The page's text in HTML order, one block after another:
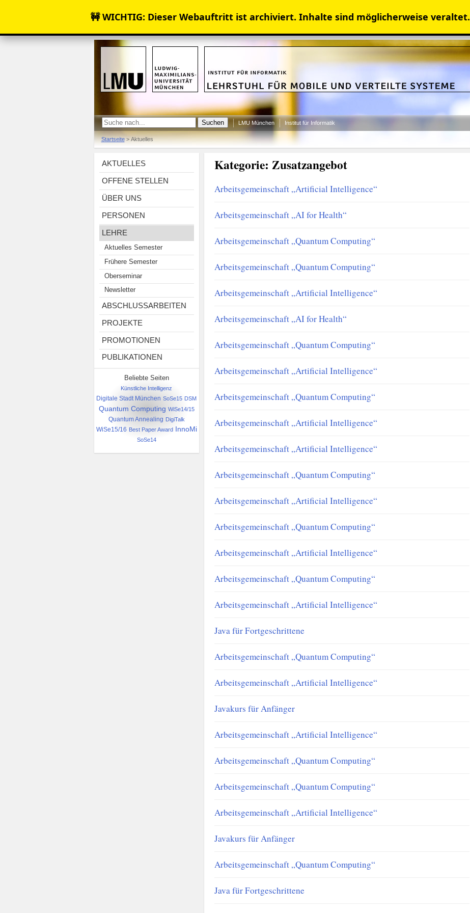
🚧 WICHTIG: Dieser Webauftritt ist archiviert. Inhalte sind möglicherweise veraltet.
LMU München Institut für Informatik
Startseite>Aktuelles
AKTUELLES
OFFENE STELLEN
ÜBER UNS
PERSONEN
LEHRE
Aktuelles Semester
Frühere Semester
Oberseminar
Newsletter
ABSCHLUSSARBEITEN
PROJEKTE
PROMOTIONEN
PUBLIKATIONEN
Beliebte Seiten
Künstliche Intelligenz
Digitale Stadt München SoSe15 DSM
Quantum Computing WiSe14/15
Quantum Annealing DigiTalk
WiSe15/16 Best Paper Award InnoMi
SoSe14
Kategorie:Zusatzangebot
Arbeitsgemeinschaft „Artificial Intelligence“
Arbeitsgemeinschaft „AI for Health“
Arbeitsgemeinschaft „Quantum Computing“
Arbeitsgemeinschaft „Quantum Computing“
Arbeitsgemeinschaft „Artificial Intelligence“
Arbeitsgemeinschaft „AI for Health“
Arbeitsgemeinschaft „Quantum Computing“
Arbeitsgemeinschaft „Artificial Intelligence“
Arbeitsgemeinschaft „Quantum Computing“
Arbeitsgemeinschaft „Artificial Intelligence“
Arbeitsgemeinschaft „Artificial Intelligence“
Arbeitsgemeinschaft „Quantum Computing“
Arbeitsgemeinschaft „Artificial Intelligence“
Arbeitsgemeinschaft „Quantum Computing“
Arbeitsgemeinschaft „Artificial Intelligence“
Arbeitsgemeinschaft „Quantum Computing“
Arbeitsgemeinschaft „Artificial Intelligence“
Java für Fortgeschrittene
Arbeitsgemeinschaft „Quantum Computing“
Arbeitsgemeinschaft „Artificial Intelligence“
Javakurs für Anfänger
Arbeitsgemeinschaft „Artificial Intelligence“
Arbeitsgemeinschaft „Quantum Computing“
Arbeitsgemeinschaft „Quantum Computing“
Arbeitsgemeinschaft „Artificial Intelligence“
Javakurs für Anfänger
Arbeitsgemeinschaft „Quantum Computing“
Java für Fortgeschrittene